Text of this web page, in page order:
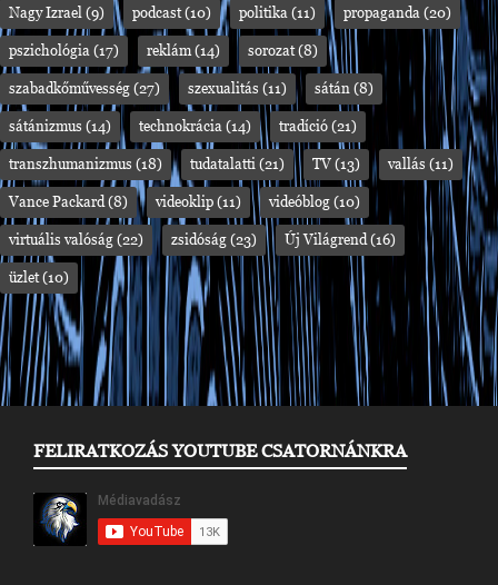
Nagy Izrael (9) podcast(10) politika (11) propaganda (20)
pszichológia (17) reklám (14) sorozat(8)
szabadkőművesség (27) szexualitás (11) sátán (8)
sátánizmus (14) technokrácia (14) tradíció (21)
transzhumanizmus (18) tudatalatti (21) TV (13) vallás (11)
Vance Packard (8) videoklip (11) videóblog (10)
virtuális valóság (22) zsidóság (23) Új Világrend (16)
üzlet(10)
FELIRATKOZÁS YOUTUBE CSATORNÁNKRA